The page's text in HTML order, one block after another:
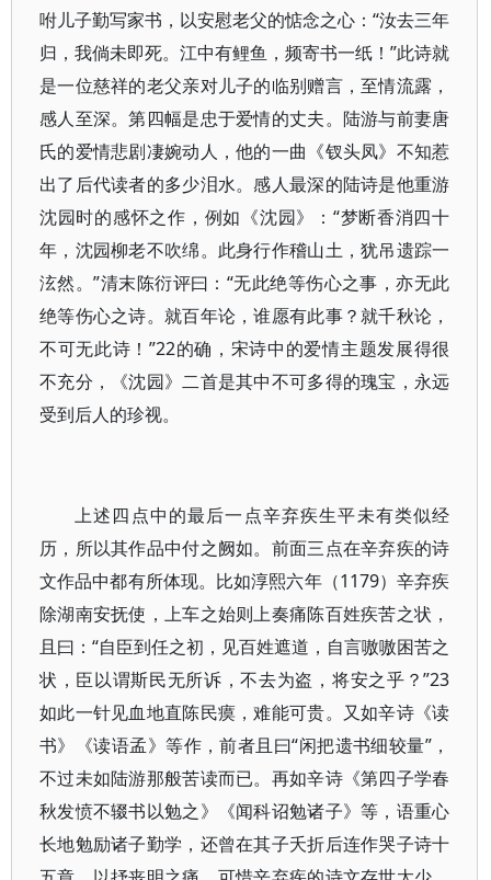
咐儿子勤写家书，以安慰老父的惦念之心：“汝去三年
归，我倘未即死。江中有鲤鱼，频寄书一纸！”此诗就
是一位慈祥的老父亲对儿子的临别赠言，至情流露，
感人至深。第四幅是忠于爱情的丈夫。陆游与前妻唐
氏的爱情悲剧凄婉动人，他的一曲《钗头凤》不知惹
出了后代读者的多少泪水。感人最深的陆诗是他重游
沈园时的感怀之作，例如《沈园》：“梦断香消四十
年，沈园柳老不吹绵。此身行作稽山土，犹吊遗踪一
泫然。”清末陈衍评曰：“无此绝等伤心之事，亦无此
绝等伤心之诗。就百年论，谁愿有此事？就千秋论，
不可无此诗！”22的确，宋诗中的爱情主题发展得很
不充分，《沈园》二首是其中不可多得的瑰宝，永远
受到后人的珍视。
上述四点中的最后一点辛弃疾生平未有类似经
历，所以其作品中付之阙如。前面三点在辛弃疾的诗
文作品中都有所体现。比如淳熙六年（1179）辛弃疾
除湖南安抚使，上车之始则上奏痛陈百姓疾苦之状，
且曰：“自臣到任之初，见百姓遮道，自言嗷嗷困苦之
状，臣以谓斯民无所诉，不去为盗，将安之乎？”23
如此一针见血地直陈民瘼，难能可贵。又如辛诗《读
书》《读语孟》等作，前者且曰“闲把遗书细较量”，
不过未如陆游那般苦读而已。再如辛诗《第四子学春
秋发愤不辍书以勉之》《闻科诏勉诸子》等，语重心
长地勉励诸子勤学，还曾在其子夭折后连作哭子诗十